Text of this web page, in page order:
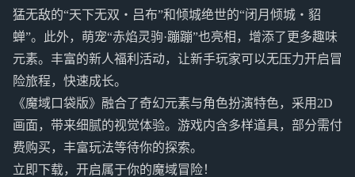
猛无敌的“天下无双・吕布”和倾城绝世的“闭月倾城・貂
蝉”。此外，萌宠“赤焰灵驹·蹦蹦”也亮相，增添了更多趣味
元素。丰富的新人福利活动，让新手玩家可以无压力开启冒
险旅程，快速成长。
《魔域口袋版》融合了奇幻元素与角色扮演特色，采用2D
画面，带来细腻的视觉体验。游戏内含多样道具，部分需付
费购买，丰富玩法等待你的探索。
立即下载，开启属于你的魔域冒险！